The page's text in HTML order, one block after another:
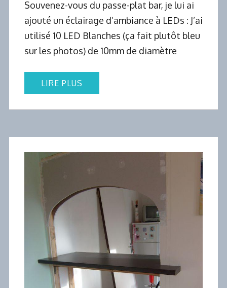
Souvenez-vous du passe-plat bar, je lui ai
ajouté un éclairage d’ambiance à LEDs : J’ai
utilisé 10 LED Blanches (ça fait plutôt bleu
sur les photos) de 10mm de diamètre
LIRE PLUS